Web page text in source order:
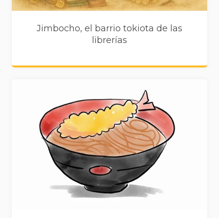
Jimbocho, el barrio tokiota de las
librerías